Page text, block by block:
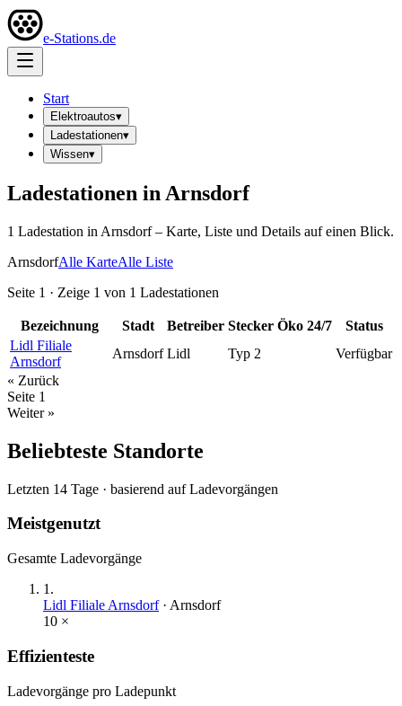
e-Stations.de
Start
Elektroautos▾
Ladestationen▾
Wissen▾
Ladestationen in Arnsdorf
1 Ladestation in Arnsdorf– Karte, Liste und Details auf einen Blick.
ArnsdorfAlle KarteAlle Liste
Seite 1 · Zeige 1 von 1 Ladestationen
Bezeichnung Stadt Betreiber Stecker Öko 24/7
Status
Lidl Filiale
Arnsdorf
Arnsdorf Lidl Typ 2
Verfügbar
« Zurück
Seite 1
Weiter »
Beliebteste Standorte
Letzten 14 Tage · basierend auf Ladevorgängen
Meistgenutzt
Gesamte Ladevorgänge
1 .
Lidl Filiale Arnsdorf· Arnsdorf
10 ×
Effizienteste
Ladevorgänge pro Ladepunkt